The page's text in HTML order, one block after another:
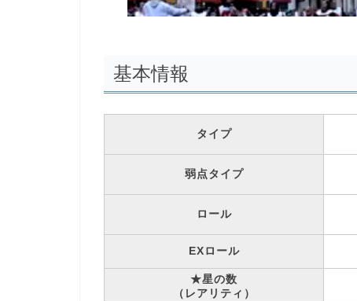
基本情報
タイプ
弱点タイプ
ロール
EXロール
★星の数
（レアリティ）